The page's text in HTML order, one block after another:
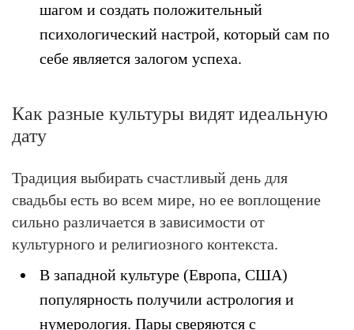
шагом и создать положительный
психологический настрой, который сам по
себе является залогом успеха.
Как разные культуры видят идеальную
дату
Традиция выбирать счастливый день для
свадьбы есть во всем мире, но ее воплощение
сильно различается в зависимости от
культурного и религиозного контекста.
В западной культуре (Европа, США)
популярность получили астрология и
нумерология. Пары сверяются с